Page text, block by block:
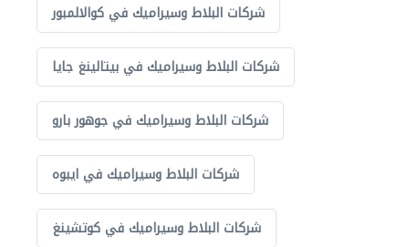
شركات البلاط وسيراميك في كوالالمبور
شركات البلاط وسيراميك في بيتالينغ جايا
شركات البلاط وسيراميك في جوهور بارو
شركات البلاط وسيراميك في ايبوه
شركات البلاط وسيراميك في كوتشينغ